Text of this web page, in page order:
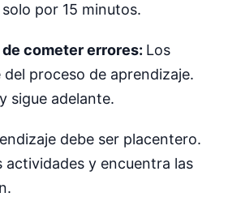
por 15 minutos.
cometer errores: Los
proceso de aprendizaje.
sigue adelante.
debe ser placentero.
actividades y encuentra las